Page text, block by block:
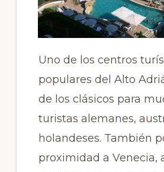
Uno de los centros
populares del Alto
de los clásicos para
turistas alemanes,
holandeses. También
proximidad a Venecia,